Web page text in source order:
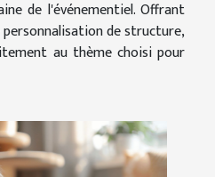
de l'événementiel. Offrant
de structure,
au thème choisi pour